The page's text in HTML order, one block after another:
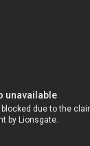
por
encargada de
contarnos el film
tráiler de la nueva
en el caso de